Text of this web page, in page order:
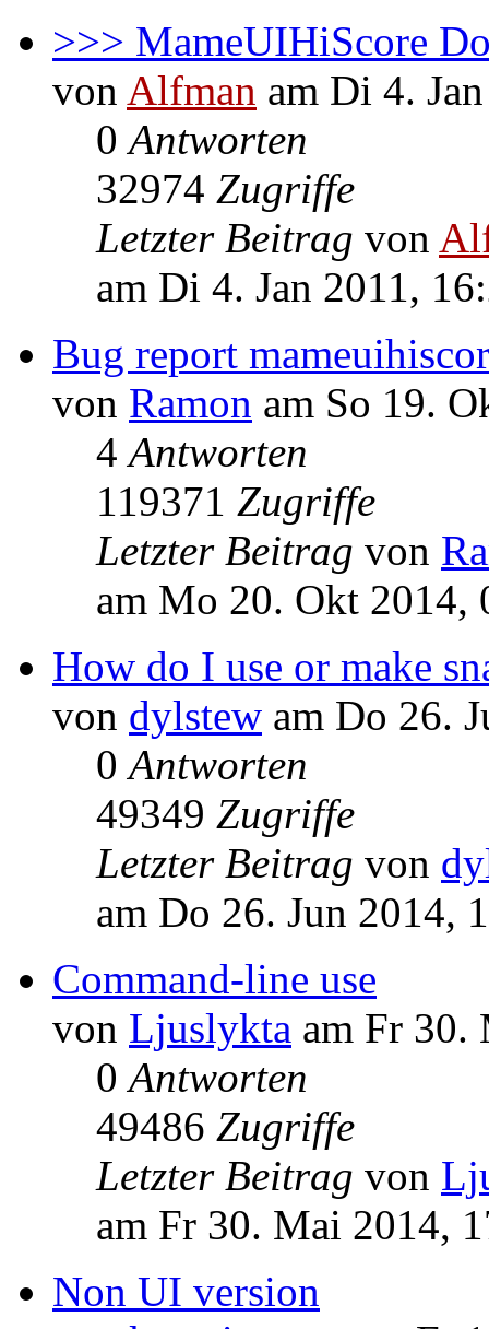
>>> MameUIHiScore
von Alfman am Di 4.
0Antworten
32974 Zugriffe
Letzter Beitrag von
am Di 4. Jan 2011,
Bug report
von Ramon am So 19.
4Antworten
119371 Zugriffe
Letzter Beitrag von
am Mo 20. Okt 2014,
How do I use or make
von dylstew am Do 26.
0Antworten
49349 Zugriffe
Letzter Beitrag von
am Do 26. Jun 2014,
Command-line use
von Ljuslykta am Fr 30.
0Antworten
49486 Zugriffe
Letzter Beitrag von
am Fr 30. Mai 2014,
Non UI version